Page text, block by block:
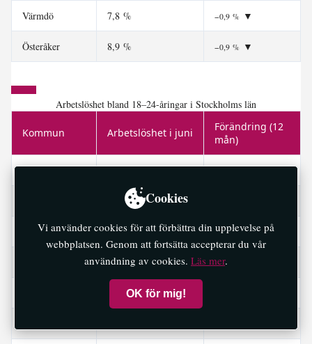
Värmdö 7,8 % −0,9 % ▼
Österåker 8,9 % −0,9 % ▼
Arbetslöshet bland 18–24-åringar i Stockholms län
Kommun Arbetslöshet i juni
Förändring (12
mån)
Botkyrka 8,7 % ▲
4,0 %
Ekerö 5,4 % +0,6 % ▲
8,9 % −0,4 %
7,4 %
Cookies
Vi använder cookies för att förbättra din upplevelse på
webbplatsen. Genom att fortsätta accepterar du vår
användning av cookies. Läs mer.
OK för mig!